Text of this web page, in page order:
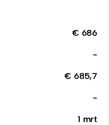
€ 686
-
€ 685,7
-
1 mrt